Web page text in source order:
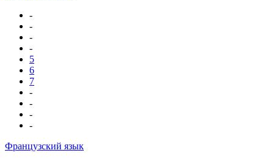
-
-
-
-
5
6
7
-
-
-
-
Французский язык